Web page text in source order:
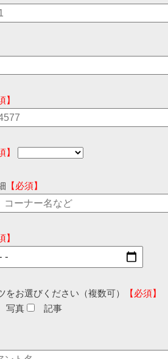
】
】
【必須】
】
をお選びください（複数可）
【必須】
写真 記事